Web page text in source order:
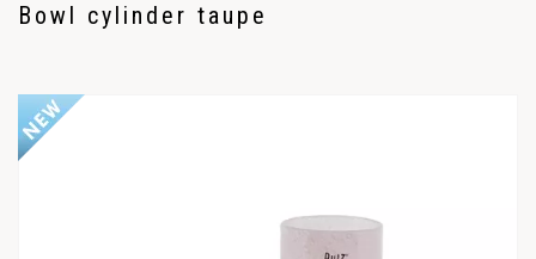
Bowl cylinder taupe